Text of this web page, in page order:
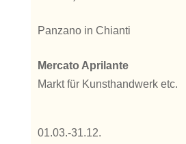
Panzano in Chianti
Mercato Aprilante
Markt für Kunsthandwerk etc.
01.03.-31.12.